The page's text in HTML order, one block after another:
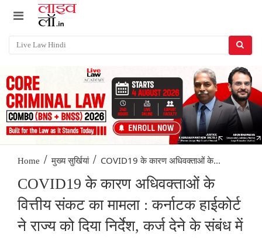
Home / मुख्य सुर्खियां / COVID19 के कारण अधिवक्ताओं के...
COVID19 के कारण अधिवक्ताओं के
वित्तीय संकट का मामला : कर्नाटक हाईकोर्ट
ने राज्य को दिया निर्देश, कर्ज देने के संबंध में